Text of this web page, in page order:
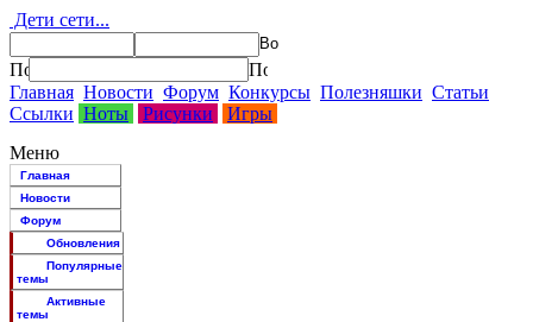
Дети сети...
Главная Новости Форум Конкурсы Полезняшки Статьи
Ссылки Ноты Рисунки
Игры
Меню
Главная
Новости
Форум
Обновления
Популярные
темы
Активные
темы